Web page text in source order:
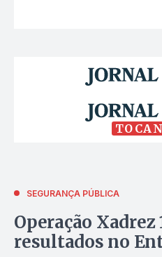
SEGURANÇA PÚBLICA
Operação Xadrez
resultados no